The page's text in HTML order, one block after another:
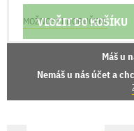
VLOŽIT DO KOŠÍKU
MOŽNOSTI DORUČENÍ
Máš u
Nemáš u nás účet a